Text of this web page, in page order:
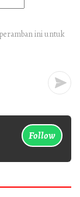
ini untuk
Follow